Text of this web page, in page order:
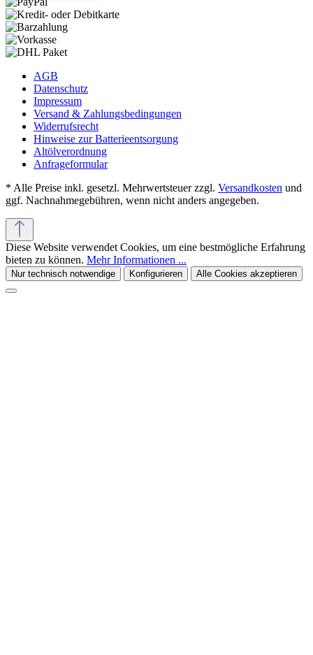
AGB
Datenschutz
Impressum
Versand & Zahlungsbedingungen
Widerrufsrecht
Hinweise zur Batterieentsorgung
Altölverordnung
Anfrageformular
* Alle Preise inkl. gesetzl. Mehrwertsteuer zzgl. Versandkosten und
ggf. Nachnahmegebühren, wenn nicht anders angegeben.
Diese Website verwendet Cookies, um eine bestmögliche Erfahrung
bieten zu können. Mehr Informationen ...
Nur technisch notwendige Konfigurieren Alle Cookies akzeptieren